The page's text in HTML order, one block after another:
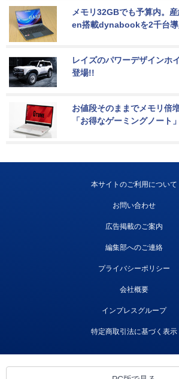
メモリ32GBでも予算内。
en搭載dynabookを2千台導
レイズのパワーデザインホ
登場!!
お値段そのままでメモリ倍
「お得なゲーミングノート」
本サイトのご利用について
お問い合わせ
広告掲載のご案内
編集部へのご連絡
プライバシーポリシー
会社概要
インプレスグループ
特定商取引法に基づく表示